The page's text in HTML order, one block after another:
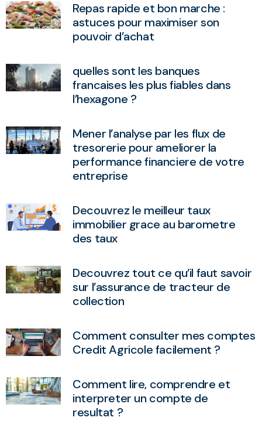
Repas rapide et bon marche :
astuces pour maximiser son
pouvoir d’achat
quelles sont les banques
francaises les plus fiables dans
l’hexagone ?
Mener l’analyse par les flux de
tresorerie pour ameliorer la
performance financiere de votre
entreprise
Decouvrez le meilleur taux
immobilier grace au barometre
des taux
Decouvrez tout ce qu’il faut savoir
sur l’assurance de tracteur de
collection
Comment consulter mes comptes
Credit Agricole facilement ?
Comment lire, comprendre et
interpreter un compte de
resultat ?